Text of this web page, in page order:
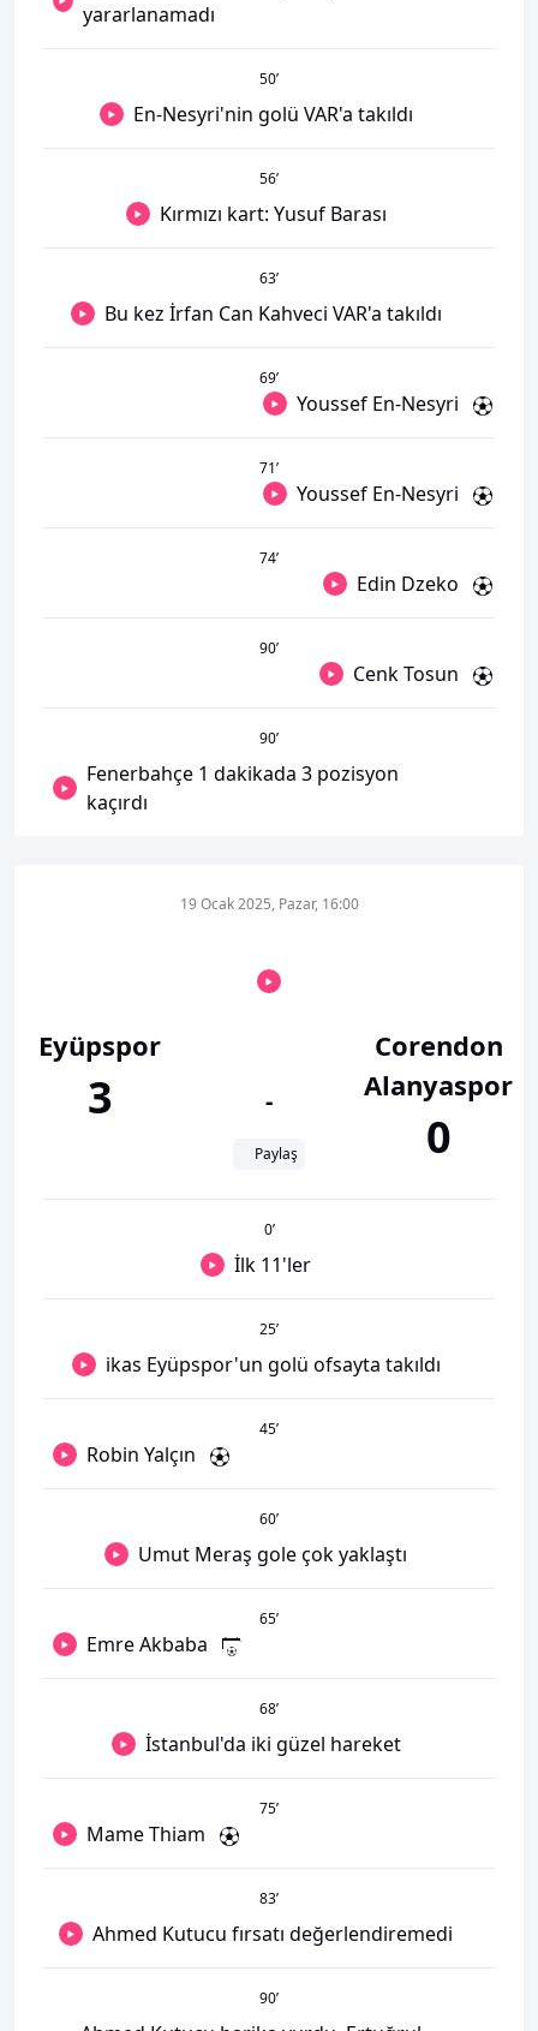
yararlanamadı
50’
En-Nesyri'nin golü VAR'a takıldı
56’
Kırmızı kart: Yusuf Barası
63’
Bu kez İrfan Can Kahveci VAR'a takıldı
69’
Youssef En-Nesyri
71’
Youssef En-Nesyri
74’
Edin Dzeko
90’
Cenk Tosun
90’
Fenerbahçe 1 dakikada 3 pozisyon
kaçırdı
Eyüpspor
3
19 Ocak 2025, Pazar, 16:00
-
Paylaş
Corendon
Alanyaspor
0
0’
İlk 11'ler
25’
ikas Eyüpspor'un golü ofsayta takıldı
45’
Robin Yalçın
60’
Umut Meraş gole çok yaklaştı
65’
Emre Akbaba
68’
İstanbul'da iki güzel hareket
75’
Mame Thiam
83’
Ahmed Kutucu fırsatı değerlendiremedi
90’